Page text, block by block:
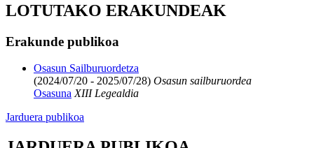
LOTUTAKO ERAKUNDEAK
Erakunde publikoa
Osasun Sailburuordetza
(2024/07/20 - 2025/07/28) Osasun sailburuordea
Osasuna XIII Legealdia
Jarduera publikoa